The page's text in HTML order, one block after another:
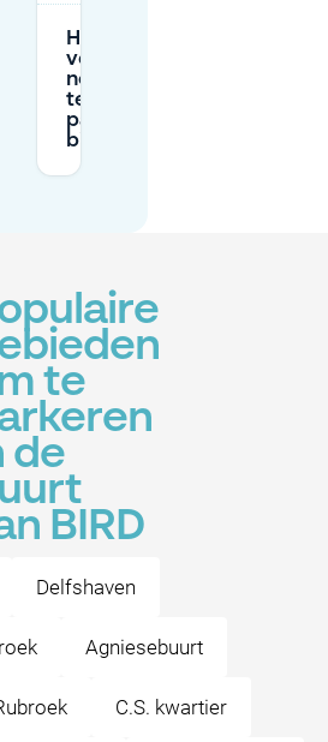
Heb ik een
vergunning
nodig om
te
parkeren
bij BIRD?
te
de
BIRD
Delfshaven
Agniesebuurt
C.S. kwartier